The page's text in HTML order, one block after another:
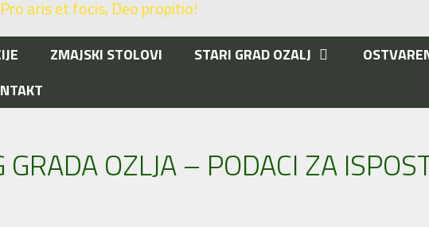
Pro aris et focis, Deo propitio!
ZMAJSKI STOLOVI STARI GRAD OZALJ
GRADA OZLJA – PODACI ZA